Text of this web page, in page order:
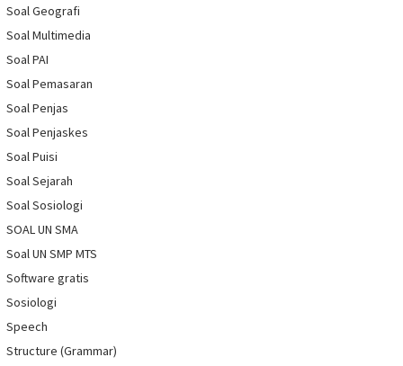
Soal Geografi
Soal Multimedia
Soal PAI
Soal Pemasaran
Soal Penjas
Soal Penjaskes
Soal Puisi
Soal Sejarah
Soal Sosiologi
SOAL UN SMA
Soal UN SMP MTS
Software gratis
Sosiologi
Speech
Structure (Grammar)